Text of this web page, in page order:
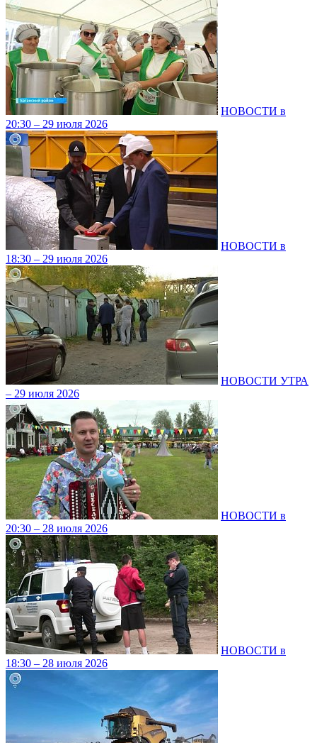
НОВОСТИ в
20:30 – 29 июля 2026
НОВОСТИ в
18:30 – 29 июля 2026
НОВОСТИ УТРА
– 29 июля 2026
НОВОСТИ в
20:30 – 28 июля 2026
НОВОСТИ в
18:30 – 28 июля 2026